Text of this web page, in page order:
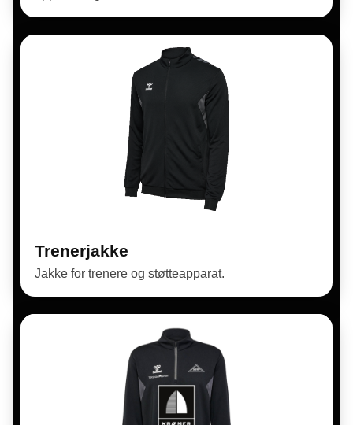
Trenerjakke
Jakke for trenere og støtteapparat.